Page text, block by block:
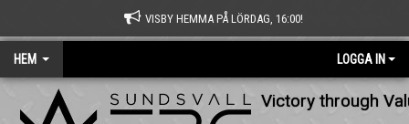
VISBY HEMMA PÅ LÖRDAG, 16:00!
HEM LOGGA IN
Victory through